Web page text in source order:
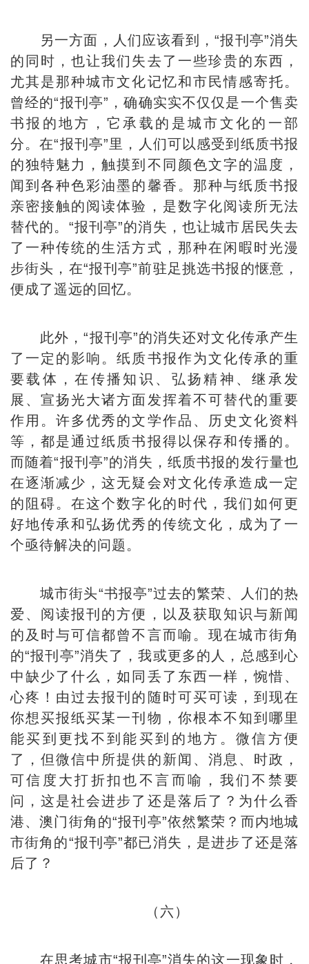
另一方面，人们应该看到，“报刊亭”消失
的同时，也让我们失去了一些珍贵的东西，
尤其是那种城市文化记忆和市民情感寄托。
曾经的“报刊亭”，确确实实不仅仅是一个售卖
书报的地方，它承载的是城市文化的一部
分。在“报刊亭”里，人们可以感受到纸质书报
的独特魅力，触摸到不同颜色文字的温度，
闻到各种色彩油墨的馨香。那种与纸质书报
亲密接触的阅读体验，是数字化阅读所无法
替代的。“报刊亭”的消失，也让城市居民失去
了一种传统的生活方式，那种在闲暇时光漫
步街头，在“报刊亭”前驻足挑选书报的惬意，
便成了遥远的回忆。
此外，“报刊亭”的消失还对文化传承产生
了一定的影响。纸质书报作为文化传承的重
要载体，在传播知识、弘扬精神、继承发
展、宣扬光大诸方面发挥着不可替代的重要
作用。许多优秀的文学作品、历史文化资料
等，都是通过纸质书报得以保存和传播的。
而随着“报刊亭”的消失，纸质书报的发行量也
在逐渐减少，这无疑会对文化传承造成一定
的阻碍。在这个数字化的时代，我们如何更
好地传承和弘扬优秀的传统文化，成为了一
个亟待解决的问题。
城市街头“书报亭”过去的繁荣、人们的热
爱、阅读报刊的方便，以及获取知识与新闻
的及时与可信都曾不言而喻。现在城市街角
的“报刊亭”消失了，我或更多的人，总感到心
中缺少了什么，如同丢了东西一样，惋惜、
心疼！由过去报刊的随时可买可读，到现在
你想买报纸买某一刊物，你根本不知到哪里
能买到更找不到能买到的地方。微信方便
了，但微信中所提供的新闻、消息、时政，
可信度大打折扣也不言而喻，我们不禁要
问，这是社会进步了还是落后了？为什么香
港、澳门街角的“报刊亭”依然繁荣？而内地城
市街角的“报刊亭”都已消失，是进步了还是落
后了？
（六）
在思考城市“报刊亭”消失的这一现象时，